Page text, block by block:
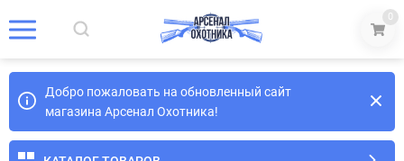
0
Добро пожаловать на обновленный сайт
магазина Арсенал Охотника!